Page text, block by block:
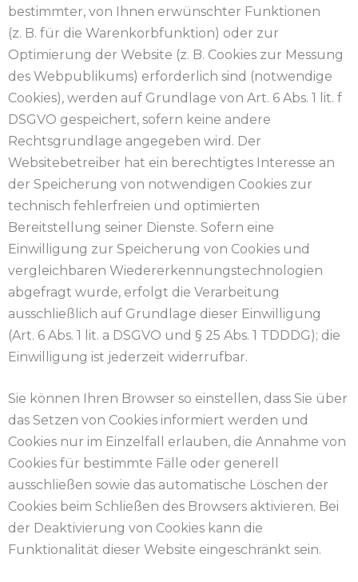
bestimmter, von Ihnen erwünschter Funktionen
(z. B. für die Warenkorbfunktion) oder zur
Optimierung der Website (z. B. Cookies zur Messung
des Webpublikums) erforderlich sind (notwendige
Cookies), werden auf Grundlage von Art. 6 Abs. 1 lit. f
DSGVO gespeichert, sofern keine andere
Rechtsgrundlage angegeben wird. Der
Websitebetreiber hat ein berechtigtes Interesse an
der Speicherung von notwendigen Cookies zur
technisch fehlerfreien und optimierten
Bereitstellung seiner Dienste. Sofern eine
Einwilligung zur Speicherung von Cookies und
vergleichbaren Wiedererkennungstechnologien
abgefragt wurde, erfolgt die Verarbeitung
ausschließlich auf Grundlage dieser Einwilligung
(Art. 6 Abs. 1 lit. a DSGVO und § 25 Abs. 1 TDDDG); die
Einwilligung ist jederzeit widerrufbar.
Sie können Ihren Browser so einstellen, dass Sie über
das Setzen von Cookies informiert werden und
Cookies nur im Einzelfall erlauben, die Annahme von
Cookies für bestimmte Fälle oder generell
ausschließen sowie das automatische Löschen der
Cookies beim Schließen des Browsers aktivieren. Bei
der Deaktivierung von Cookies kann die
Funktionalität dieser Website eingeschränkt sein.